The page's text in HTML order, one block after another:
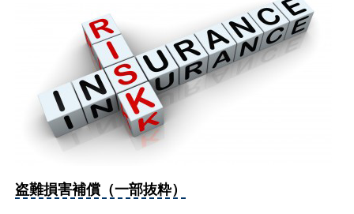
盗難損害補償（一部抜粋）